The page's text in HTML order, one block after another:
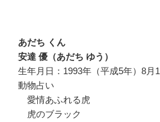
あだち くん
安達 優（あだち ゆう）
生年月日：1993年（平成5年）8月
動物占い
愛情あふれる虎
虎のブラック